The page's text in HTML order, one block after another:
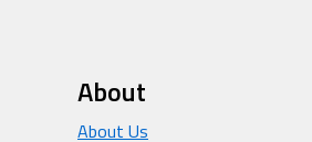
About
About Us